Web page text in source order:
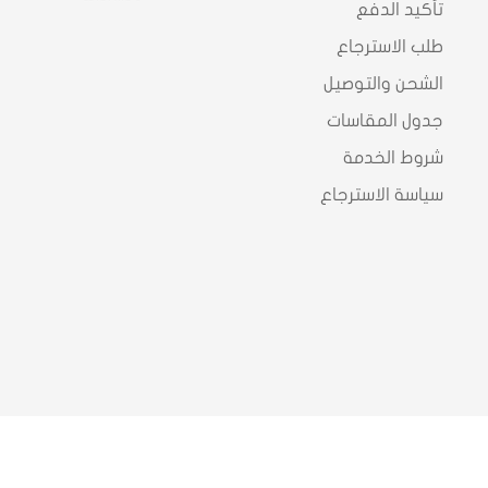
تأكيد الدفع
طلب الاسترجاع
الشحن والتوصيل
جدول المقاسات
شروط الخدمة
سياسة الاسترجاع